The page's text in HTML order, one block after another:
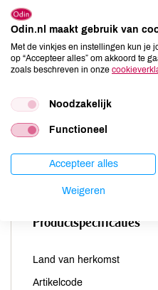
Mosterd
Noten
Schaaldieren
Selderij
Soja
Vis
Weekdieren
Zwaveldioxide / sulfieten
Productspecificaties
Land van herkomst
Artikelcode
Odin.nl maakt gebruik van
Met de vinkjes en instellingen kun je
op “Accepteer alles” om akkoord te
zoals beschreven in onze
Noodzakelijk
Functioneel
Accepteer alles
Weigeren